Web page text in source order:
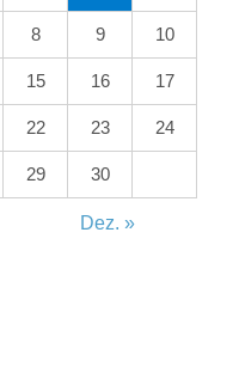
8 9 10
15 16 17
22 23 24
29 30
Dez. »